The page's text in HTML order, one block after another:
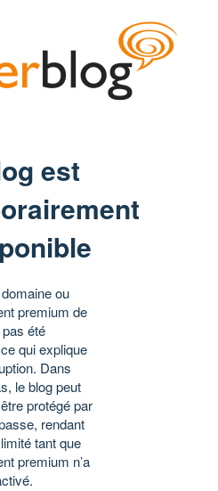
est
ou
premium de
pas été
qui explique
Dans
le blog peut
protégé par
rendant
tant que
premium n’a